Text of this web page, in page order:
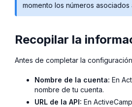
momento los números
Recopilar la
Antes de completar la
Nombre de la cuenta: En
nombre de tu cuenta.
URL de la API: En